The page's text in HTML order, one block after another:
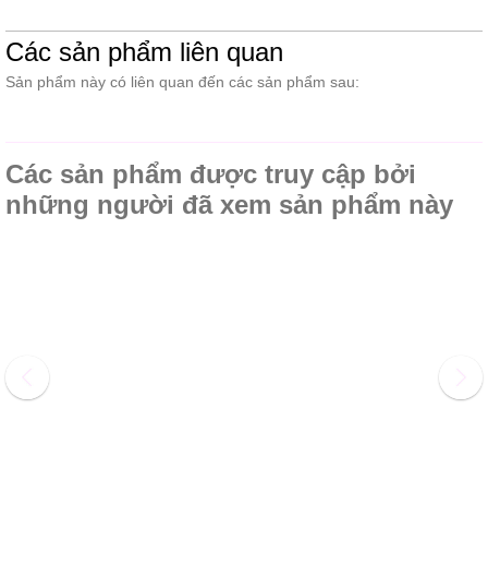
Các sản phẩm liên quan
Sản phẩm này có liên quan đến các sản phẩm sau:
Các sản phẩm được truy cập bởi
những người đã xem sản phẩm này